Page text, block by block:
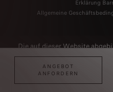
ANGEBOT
ANFORDERN
Erklärung
Allgemeine
Die auf dieser Website
Beispielfotos von Fahrzeugen
Ausstattungsmerkmale der
nicht Bestandteil des